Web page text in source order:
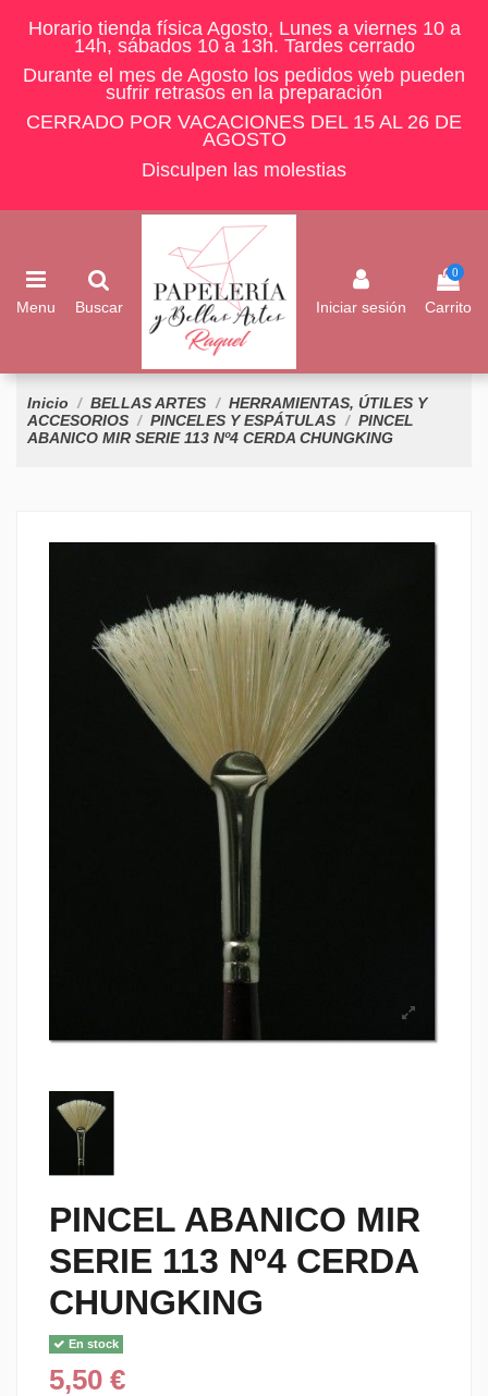
Horario tienda física Agosto, Lunes a viernes 10 a
14h, sábados 10 a 13h. Tardes cerrado
Durante el mes de Agosto los pedidos web pueden
sufrir retrasos en la preparación
CERRADO POR VACACIONES DEL 15 AL 26 DE
AGOSTO
Disculpen las molestias
Menu Buscar Iniciar sesión
0
Carrito
Inicio BELLAS ARTES
HERRAMIENTAS, ÚTILES Y
ACCESORIOS
PINCELES Y ESPÁTULAS
PINCEL
ABANICO MIR SERIE 113 Nº4 CERDA CHUNGKING
PINCEL ABANICO MIR
SERIE 113 Nº4 CERDA
CHUNGKING
En stock
5,50 €